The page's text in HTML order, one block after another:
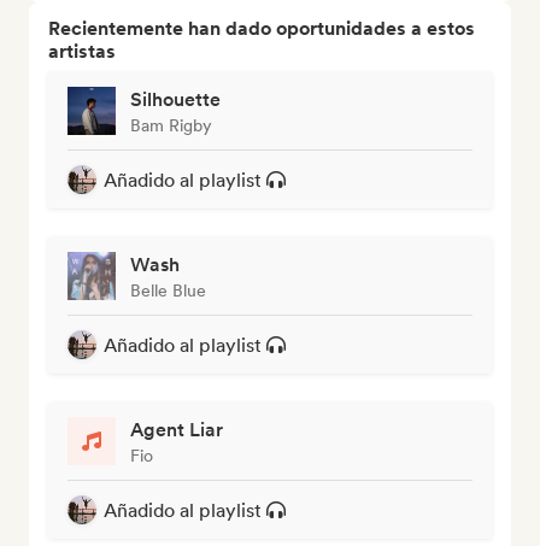
Recientemente han dado oportunidades a estos
artistas
Silhouette
Bam Rigby
Añadido al playlist
Wash
Belle Blue
Añadido al playlist
Agent Liar
Fio
Añadido al playlist